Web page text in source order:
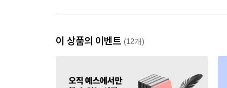
이 상품의 이벤트 (12개)